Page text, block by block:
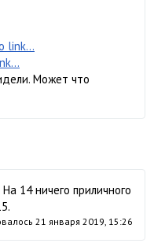
link...
Может что
14 ничего приличного
21 января 2019, 15:26